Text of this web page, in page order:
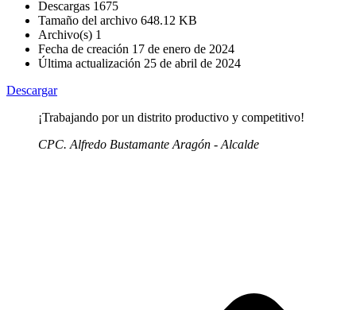
Descargas 1675
Tamaño del archivo 648.12 KB
Archivo(s) 1
Fecha de creación 17 de enero de 2024
Última actualización 25 de abril de 2024
Descargar
¡Trabajando por un distrito productivo y competitivo!
CPC. Alfredo Bustamante Aragón - Alcalde